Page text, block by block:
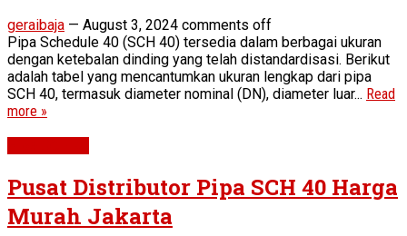
geraibaja — August 3, 2024 comments off
Pipa Schedule 40 (SCH 40) tersedia dalam berbagai ukuran
dengan ketebalan dinding yang telah distandardisasi. Berikut
adalah tabel yang mencantumkan ukuran lengkap dari pipa
SCH 40, termasuk diameter nominal (DN), diameter luar... Read
more »
Pusat Distributor Pipa SCH 40 Harga
Murah Jakarta